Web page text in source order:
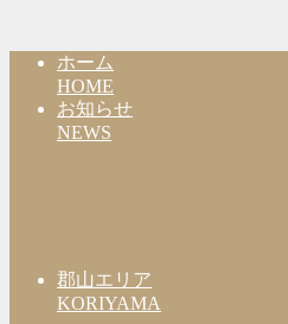
ホーム
HOME
お知らせ
NEWS
郡山エリア
KORIYAMA